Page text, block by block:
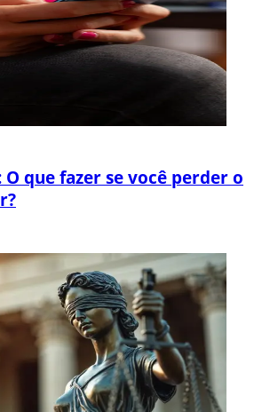
O que fazer se você perder o